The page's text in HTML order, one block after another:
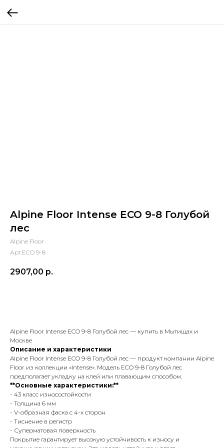
Alpine Floor Intense ECO 9-8 Голубой
лес
Alpine Floor
Арт.ECO 9-8
2907,00 р.
Alpine Floor Intense ECO 9-8 Голубой лес — купить в Мытищах и
Москве
Описание и характеристики
Alpine Floor Intense ECO 9-8 Голубой лес — продукт компании Alpine
Floor из коллекции «Intense». Модель ECO 9-8 Голубой лес
предполагает укладку на клей или плавающим способом.
**Основные характеристики:**
- 43 класс износостойкости
- Толщина 6 мм
- V-образная фаска с 4-х сторон
- Тиснение в регистр
- Суперматовая поверхность
Покрытие гарантирует высокую устойчивость к износу и